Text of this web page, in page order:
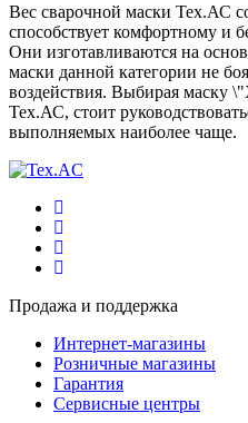
Вес сварочной маски Тех.АС
способствует комфортному и
Они изготавливаются на
маски данной категории не
воздействия. Выбирая маску
Тех.АС, стоит
выполняемых наиболее чаще.
Продажа и поддержка
Интернет-магазины
Розничные магазины
Гарантия
Сервисные центры